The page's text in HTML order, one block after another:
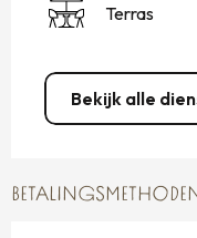
Terras
Bekijk alle